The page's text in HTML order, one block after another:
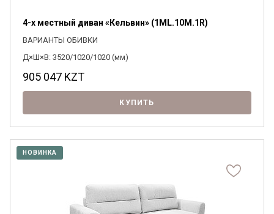
4-х местный диван «Кельвин» (1ML.10M.1R)
ВАРИАНТЫ ОБИВКИ
Д×Ш×В: 3520/1020/1020 (мм)
905 047 KZT
КУПИТЬ
НОВИНКА